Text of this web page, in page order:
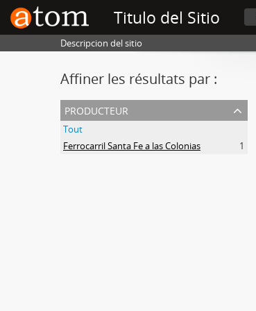
Titulo del Sitio
Descripcion del sitio
Affiner les résultats par :
producteur
Tout
Ferrocarril Santa Fe a las Colonias
1